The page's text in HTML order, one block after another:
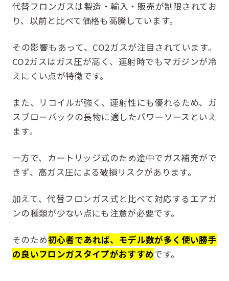
代替フロンガスは製造・輸入・販売が制限されてお
り、以前と比べて価格も高騰しています。
その影響もあって、CO2ガスが注目されています。
CO2ガスはガス圧が高く、連射時でもマガジンが冷
えにくい点が特徴です。
また、リコイルが強く、連射性にも優れるため、ガ
スブローバックの長物に適したパワーソースといえ
ます。
一方で、カートリッジ式のため途中でガス補充がで
きず、高ガス圧による破損リスクがあります。
加えて、代替フロンガス式と比べて対応するエアガ
ンの種類が少ない点にも注意が必要です。
そのため初心者であれば、モデル数が多く使い勝手
の良いフロンガスタイプがおすすめです。